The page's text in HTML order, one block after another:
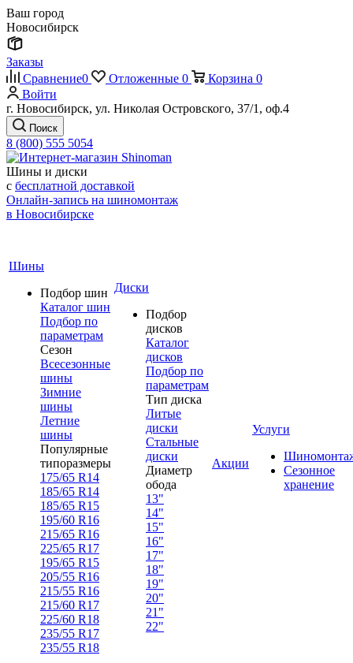
Ваш город
Новосибирск
Заказы
Сравнение0 Отложенные 0 Корзина 0
Войти
г. Новосибирск, ул. Николая Островского, 37/1, оф.4
Поиск
8 (800) 555 5054
Шины и диски
с бесплатной доставкой
Онлайн-запись на шиномонтаж
в Новосибирске
Шины
Подбор шин
Каталог шин
Подбор по
параметрам
Сезон
Всесезонные
шины
Зимние
шины
Летние
шины
Популярные
типоразмеры
175/65 R14
185/65 R14
185/65 R15
195/60 R16
215/65 R16
225/65 R17
195/65 R15
205/55 R16
215/55 R16
215/60 R17
225/60 R18
235/55 R17
235/55 R18
Диски
Подбор
дисков
Каталог
дисков
Подбор по
параметрам
Тип диска
Литые
диски
Стальные
диски
Диаметр
обода
13"
14"
15"
16"
17"
18"
19"
20"
21"
22"
Акции
Услуги
Сезонное
хранение